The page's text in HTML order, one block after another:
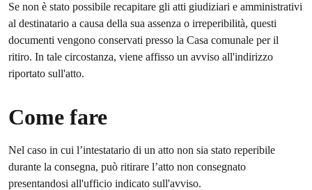
Se non è stato possibile recapitare gli atti giudiziari e amministrativi
al destinatario a causa della sua assenza o irreperibilità, questi
documenti vengono conservati presso la Casa comunale per il
ritiro. In tale circostanza, viene affisso un avviso all'indirizzo
riportato sull'atto.
Come fare
Nel caso in cui l’intestatario di un atto non sia stato reperibile
durante la consegna, può ritirare l’atto non consegnato
presentandosi all'ufficio indicato sull'avviso.